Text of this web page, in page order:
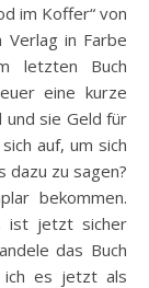
im Koffer“ von
Verlag in Farbe
letzten Buch
eine kurze
und sie Geld für
auf, um sich
dazu zu sagen?
bekommen.
ist jetzt sicher
das Buch
ich es jetzt als